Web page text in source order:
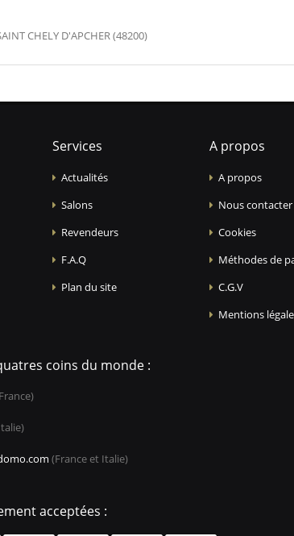
CHELY D'APCHER (48200)
Services
Actualités
Salons
Revendeurs
F.A.Q
Plan du site
A propos
A propos
Nous contacter
Cookies
Méthodes de
C.G.V
Mentions
coins du monde :
(France et Italie)
acceptées :